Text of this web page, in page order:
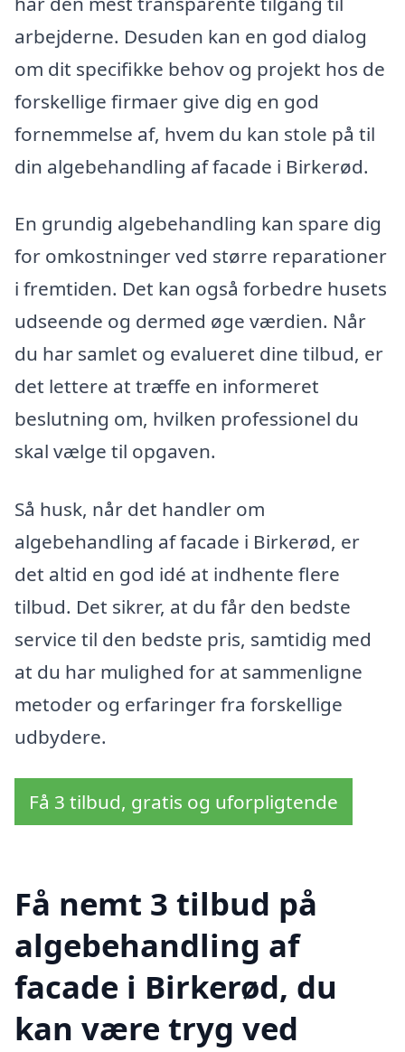
arbejderne. Desuden kan en god dialog
om dit specifikke behov og projekt hos de
forskellige firmaer give dig en god
fornemmelse af, hvem du kan stole på til
din algebehandling af facade i Birkerød.
En grundig algebehandling kan spare dig
for omkostninger ved større reparationer
i fremtiden. Det kan også forbedre husets
udseende og dermed øge værdien. Når
du har samlet og evalueret dine tilbud, er
det lettere at træffe en informeret
beslutning om, hvilken professionel du
skal vælge til opgaven.
Så husk, når det handler om
algebehandling af facade i Birkerød, er
det altid en god idé at indhente flere
tilbud. Det sikrer, at du får den bedste
service til den bedste pris, samtidig med
at du har mulighed for at sammenligne
metoder og erfaringer fra forskellige
udbydere.
Få 3 tilbud, gratis og uforpligtende
Få nemt 3 tilbud på
algebehandling af
facade i Birkerød, du
kan være tryg ved